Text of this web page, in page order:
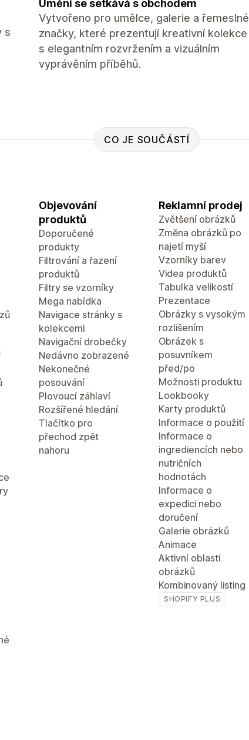
s
Umění se setkává s obchodem
Vytvořeno pro umělce, galerie a řemeslné
značky, které prezentují kreativní kolekce
s elegantním rozvržením a vizuálním
vyprávěním příběhů.
CO JE SOUČÁSTÍ
Objevování
produktů
Doporučené
produkty
Filtrování a řazení
produktů
Filtry se vzorníky
Mega nabídka
Navigace stránky s
kolekcemi
Navigační drobečky
Nedávno zobrazené
Nekonečné
posouvání
Plovoucí záhlaví
Rozšířené hledání
Tlačítko pro
přechod zpět
nahoru
Reklamní prodej
Zvětšení obrázků
Změna obrázků po
najetí myší
Vzorníky barev
Videa produktů
Tabulka velikostí
Prezentace
Obrázky s vysokým
rozlišením
Obrázek s
posuvníkem
před/po
Možnosti produktu
Lookbooky
Karty produktů
Informace o použití
Informace o
ingrediencích nebo
nutričních
hodnotách
Informace o
expedici nebo
doručení
Galerie obrázků
Animace
Aktivní oblasti
obrázků
Kombinovaný listing
SHOPIFY PLUS